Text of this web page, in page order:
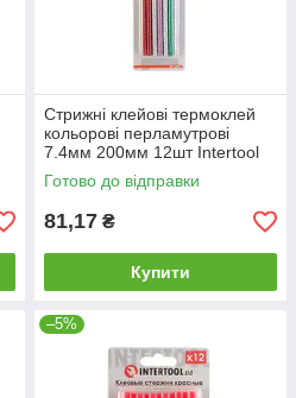
Стрижні клейові термоклей
кольорові перламутрові
7.4мм 200мм 12шт Intertool
(RT-1034) |для пистолета
Готово до відправки
81,17 ₴
Купити
–5%